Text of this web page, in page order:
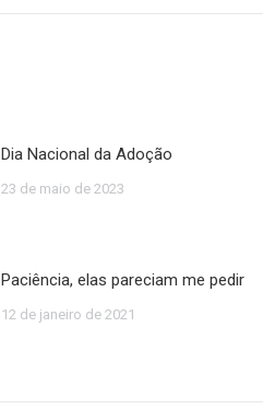
Dia Nacional da Adoção
23 de maio de 2023
Paciência, elas pareciam me pedir
12 de janeiro de 2021